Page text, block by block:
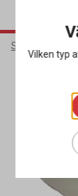
Städ & Hygien
Vilken typ